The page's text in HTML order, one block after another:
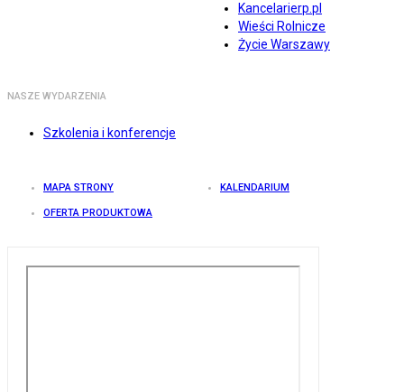
Kancelarierp.pl
Wieści Rolnicze
Życie Warszawy
NASZE WYDARZENIA
Szkolenia i konferencje
MAPA STRONY KALENDARIUM
OFERTA PRODUKTOWA